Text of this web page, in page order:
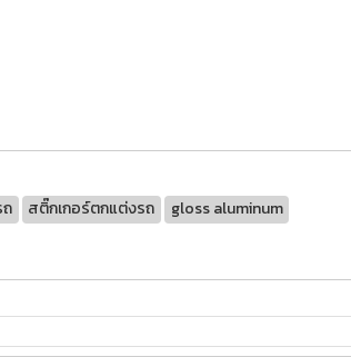
สติ๊กเกอร์ตกแต่งรถ gloss aluminum